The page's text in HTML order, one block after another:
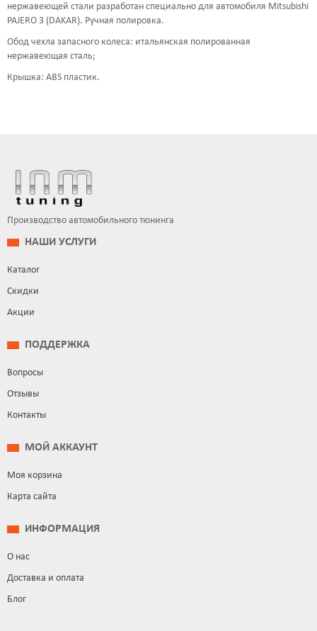
нержавеющей стали разработан специально для автомобиля Mitsubishi
PAJERO 3 (DAKAR). Ручная полировка.
Обод чехла запасного колеса: итальянская полированная
нержавеющая сталь;
Крышка: ABS пластик.
Производство автомобильного тюнинга
НАШИ УСЛУГИ
Каталог
Скидки
Акции
ПОДДЕРЖКА
Вопросы
Отзывы
Контакты
МОЙ АККАУНТ
Моя корзина
Карта сайта
ИНФОРМАЦИЯ
О нас
Доставка и оплата
Блог